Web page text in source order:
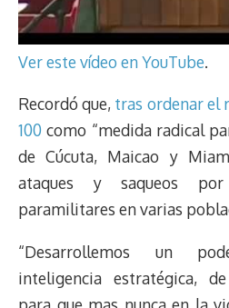
Ver este vídeo en YouTube.
Recordó que, tras ordenar el
100 como “medida radical
de Cúcuta, Maicao y
ataques y saqueos
paramilitares en varias
“Desarrollemos un
inteligencia estratégica,